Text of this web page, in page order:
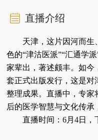
直播介绍
天津，这片因河而生
色的“津沽医派”“汇通学
家辈出，著述颇丰。如今
套正式出版发行，这是对
整理成果。直播中，专
后的医学智慧与文化传承
直播时间：6月4日，